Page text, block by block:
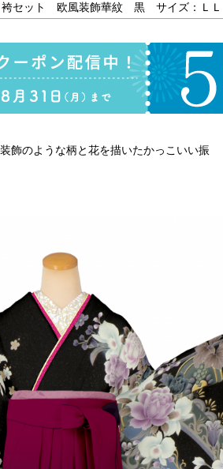
袴セット 欧風装飾華紋 黒 サイズ：Ｌ
飾のような柄と花を描いたかっこいい振